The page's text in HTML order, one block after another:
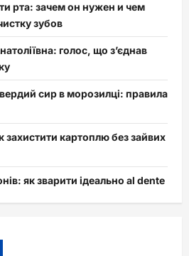
рта: зачем он нужен и чем
зубов
голос, що з’єднав
сир в морозилці: правила
картоплю без зайвих
як зварити ідеально al dente